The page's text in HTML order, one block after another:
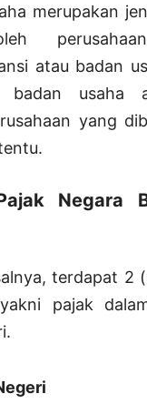
merupakan
atau badan
badan usaha
yang
Negara
terdapat 2
pajak